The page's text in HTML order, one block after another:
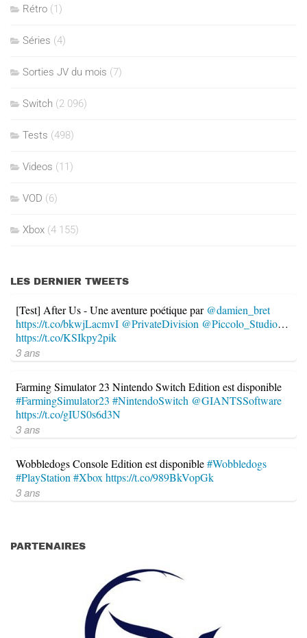
Rétro (1)
Séries (4)
Sorties JV du mois (7)
Switch (2 096)
Tests (498)
Videos (11)
VOD (6)
Xbox (4 155)
LES DERNIER TWEETS
[Test] After Us - Une aventure poétique par @damien_bret
https://t.co/bkwjLacmvI @PrivateDivision @Piccolo_Studio…
https://t.co/KSIkpy2pik
3 ans
Farming Simulator 23 Nintendo Switch Edition est disponible
#FarmingSimulator23 #NintendoSwitch @GIANTSSoftware
https://t.co/gIUS0s6d3N
3 ans
Wobbledogs Console Edition est disponible#Wobbledogs
#PlayStation#Xboxhttps://t.co/989BkVopGk
3 ans
PARTENAIRES